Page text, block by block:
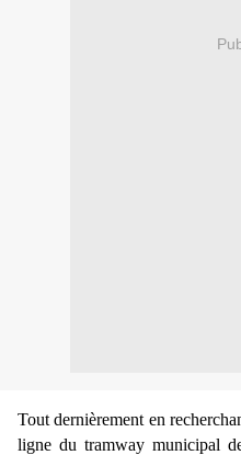
Tout dernièrement en
ligne du tramway municipal